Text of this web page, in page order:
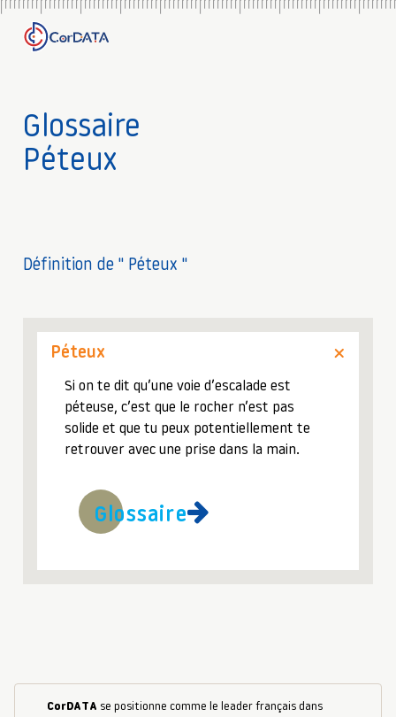
Glossaire
Péteux
Définition de " Péteux "
Péteux
Si on te dit qu’une voie d’escalade est
péteuse, c’est que le rocher n’est pas
solide et que tu peux potentiellement te
retrouver avec une prise dans la main.
Glossaire
CorDATA se positionne comme le leader français dans